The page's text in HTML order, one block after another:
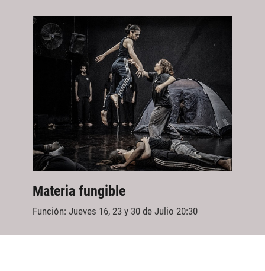
Materia fungible
Función: Jueves 16, 23 y 30 de Julio 20:30